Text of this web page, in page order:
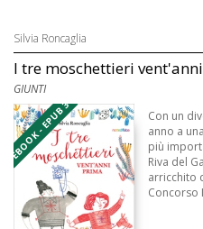
Silvia Roncaglia
I tre moschettieri
GIUNTI
EBOOK - EPUB 3
Con un
anno a
più
Riva del
arricchito
Concorso